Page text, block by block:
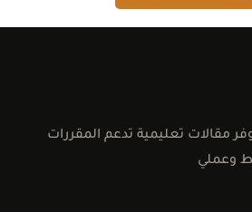
مقالات تعليمية تدعم المقررات
وعملي